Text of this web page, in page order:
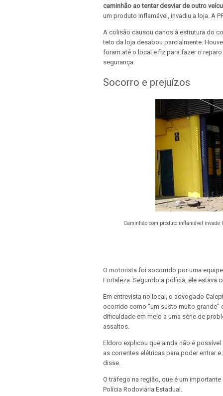
caminhão ao tentar desviar de outro
um produto inflamável, invadiu a loja. A
A colisão causou danos à estrutura do
teto da loja desabou parcialmente.
foram até o local e fiz para fazer o
segurança.
Socorro e prejuízos
Caminhão com produto inflamável
O motorista foi socorrido por uma
Fortaleza. Segundo a polícia, ele estava
Em entrevista no local, o advogado
ocorrido como "um susto muito grande"
dificuldade em meio a uma série de
assaltos.
Eldoro explicou que ainda não é
as correntes elétricas para poder entrar
disse.
O tráfego na região, que é um
Polícia Rodoviária Estadual.